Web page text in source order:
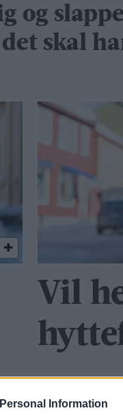
Information
og slappe
skal
Vil